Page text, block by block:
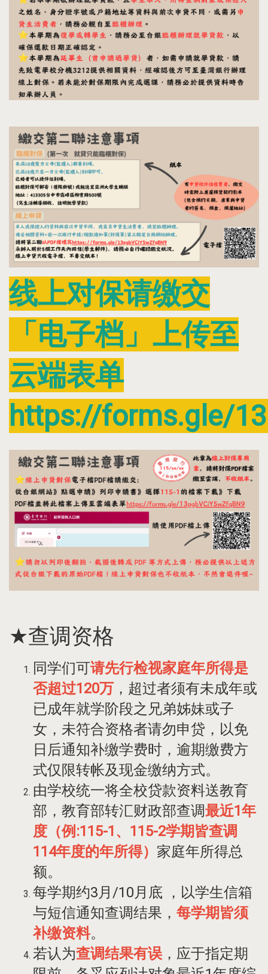
线上对保请缴交
「电子档」上传至
云端表单
https://forms.gle/
★查调资格
同学们可请先行检视家庭年所得是
否超过120万 ，超过者须有未成年或
已成年就学阶段之兄弟姊妹或子
女，未符合资格者请勿申贷，以免
日后通知补缴学费时，逾期缴费方
式仅限转帐及现金缴纳方式。
由学校统一将全校贷款资料送教育
部，教育部转汇财政部查调最近1年
度（例:115-1、115-2学期皆查调
114年度的年所得） 家庭年所得总
额。
每学期约3月/10月底 ，以学生信箱
与短信通知查调结果， 每学期皆须
补缴资料。
若认为查调结果有误 ，应于指定期